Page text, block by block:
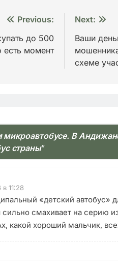
Previous:
до 500
есть момент
Next:
Ваши
схеме
микроавтобусе. В
страны”
11:28
«детский автобус»
смахивает на серию
какой хороший мальчик,